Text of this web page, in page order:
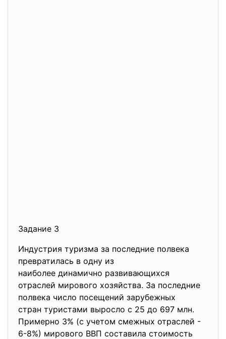
Задание 3
Индустрия туризма за последние полвека
превратилась в одну из
наиболее динамично развивающихся
отраслей мирового хозяйства. За последние
полвека число посещений зарубежных
стран туристами выросло с 25 до 697 млн.
Примерно 3% (с учетом смежных отраслей -
6-8%) мирового ВВП составила стоимость